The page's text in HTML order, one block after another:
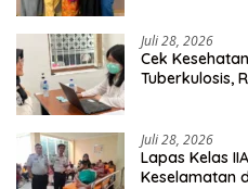
Juli 28, 2026
Cek
Tuberkulosis,
Juli 28, 2026
Lapas Kelas
Keselamatan